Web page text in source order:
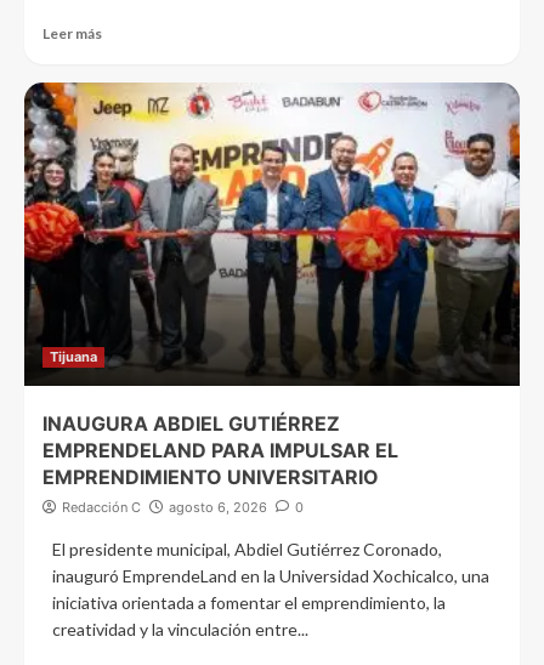
Leer más
Tijuana
INAUGURA ABDIEL GUTIÉRREZ
EMPRENDELAND PARA IMPULSAR EL
EMPRENDIMIENTO UNIVERSITARIO
Redacción C agosto 6, 2026 0
El presidente municipal, Abdiel Gutiérrez Coronado,
inauguró EmprendeLand en la Universidad Xochicalco, una
iniciativa orientada a fomentar el emprendimiento, la
creatividad y la vinculación entre...